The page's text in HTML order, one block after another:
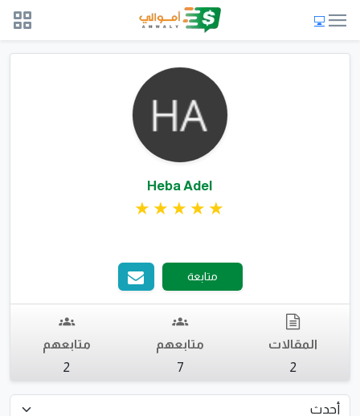
Heba Adel
متابعة
المقالات
2
متابعهم
7
متابعهم
2